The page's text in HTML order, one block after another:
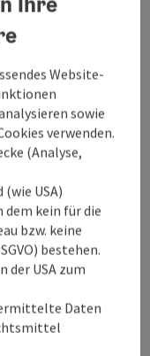
Website-
sowie
verwenden.
(Analyse,
USA)
dem kein für die
bzw. keine
bestehen.
der USA zum
Daten